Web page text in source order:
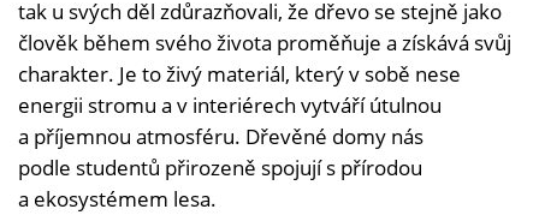
tak u svých děl zdůrazňovali, že dřevo se stejně jako
člověk během svého života proměňuje a získává svůj
charakter. Je to živý materiál, který v sobě nese
energii stromu a v interiérech vytváří útulnou
a příjemnou atmosféru. Dřevěné domy nás
podle studentů přirozeně spojují s přírodou
a ekosystémem lesa.